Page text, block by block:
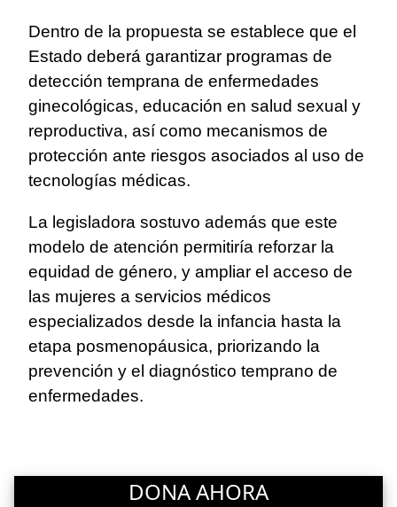
Dentro de la propuesta se establece que el
Estado deberá garantizar programas de
detección temprana de enfermedades
ginecológicas, educación en salud sexual y
reproductiva, así como mecanismos de
protección ante riesgos asociados al uso de
tecnologías médicas.
La legisladora sostuvo además que este
modelo de atención permitiría reforzar la
equidad de género, y ampliar el acceso de
las mujeres a servicios médicos
especializados desde la infancia hasta la
etapa posmenopáusica, priorizando la
prevención y el diagnóstico temprano de
enfermedades.
DONA AHORA